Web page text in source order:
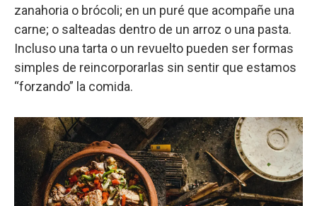
zanahoria o brócoli; en un puré que acompañe una
carne; o salteadas dentro de un arroz o una pasta.
Incluso una tarta o un revuelto pueden ser formas
simples de reincorporarlas sin sentir que estamos
“forzando” la comida.